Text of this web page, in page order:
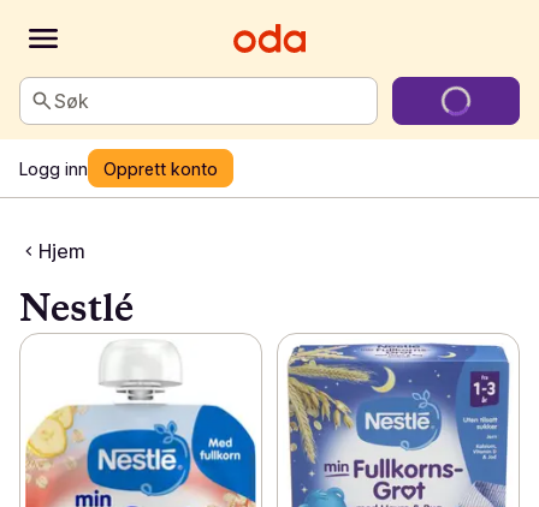
Søk
Logg inn Opprett konto
Hjem
Nestlé